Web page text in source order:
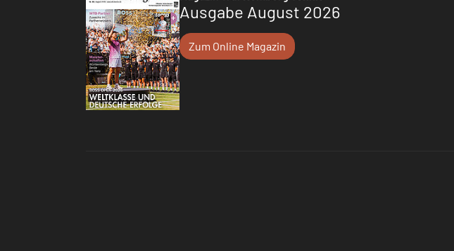
Ausgabe August 2026
Zum Online Magazin